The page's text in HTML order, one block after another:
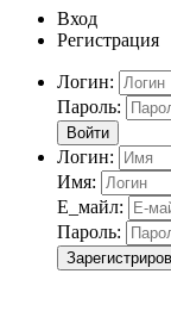
Вход
Регистрация
Логин:
Пароль:
Войти
Логин:
Имя:
Е_майл:
Пароль: